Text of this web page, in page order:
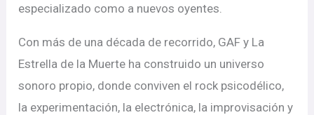
especializado como a nuevos oyentes.
Con más de una década de recorrido, GAF y La
Estrella de la Muerte ha construido un universo
sonoro propio, donde conviven el rock psicodélico,
la experimentación, la electrónica, la improvisación y